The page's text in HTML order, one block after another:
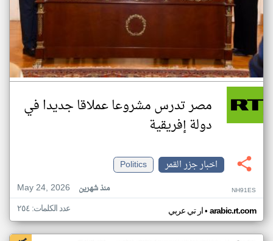
مصر تدرس مشروعا عملاقا جديدا في
دولة إفريقية
اخبار جزر القمر
Politics
May 24, 2026
منذ شهرين NH91ES
ار تي عربي• arabic.rt.com عدد الكلمات: ٢٥٤